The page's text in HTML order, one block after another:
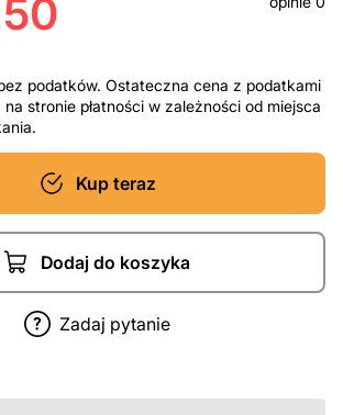
podatków. Ostateczna cena z podatkami
stronie płatności w zależności od miejsca
Kup teraz
Dodaj do koszyka
Zadaj pytanie